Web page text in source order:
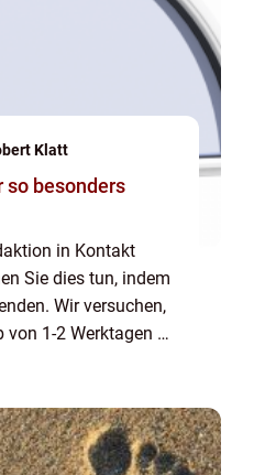
Klatt
so besonders
in Kontakt
Sie dies tun, indem
Wir versuchen,
1-2 Werktagen zu